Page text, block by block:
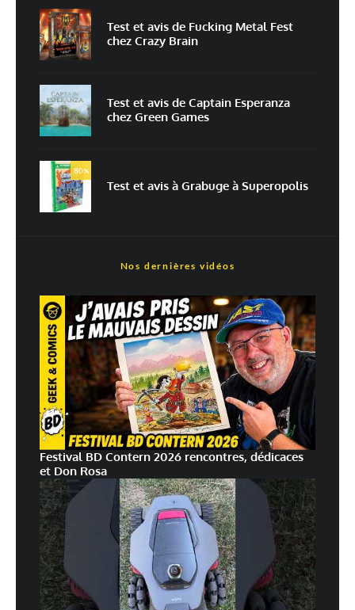
Prévenez-moi de tous les nouveaux commentaires par e-mail.
Prévenez-moi de tous les nouveaux articles par e-mail.
traitées
Test et avis de Fucking Metal Fest
chez Crazy Brain
Test et avis de Captain Esperanza
chez Green Games
80%
Test et avis à Grabuge à Superopolis
Nos dernières vidéos
Festival BD Contern 2026 rencontres, dédicaces
et Don Rosa